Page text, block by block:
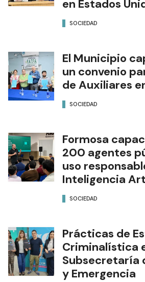
en Estados
SOCIEDAD
El Municipio
un convenio
de Auxiliares
SOCIEDAD
Formosa
200 agentes
uso
Inteligencia
SOCIEDAD
Prácticas de
Criminalística
Subsecretaría
y Emergencia